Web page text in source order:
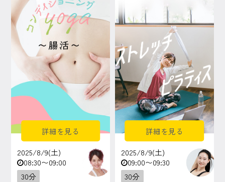
詳細を見る
2025/8/9(土)
08:30〜09:00
30分
詳細を見る
2025/8/9(土)
09:00〜09:30
30分